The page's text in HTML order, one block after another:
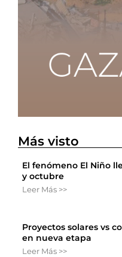
Más visto
El fenómeno El Niño
y octubre
Leer Más >>
Proyectos solares vs
en nueva etapa
Leer Más >>